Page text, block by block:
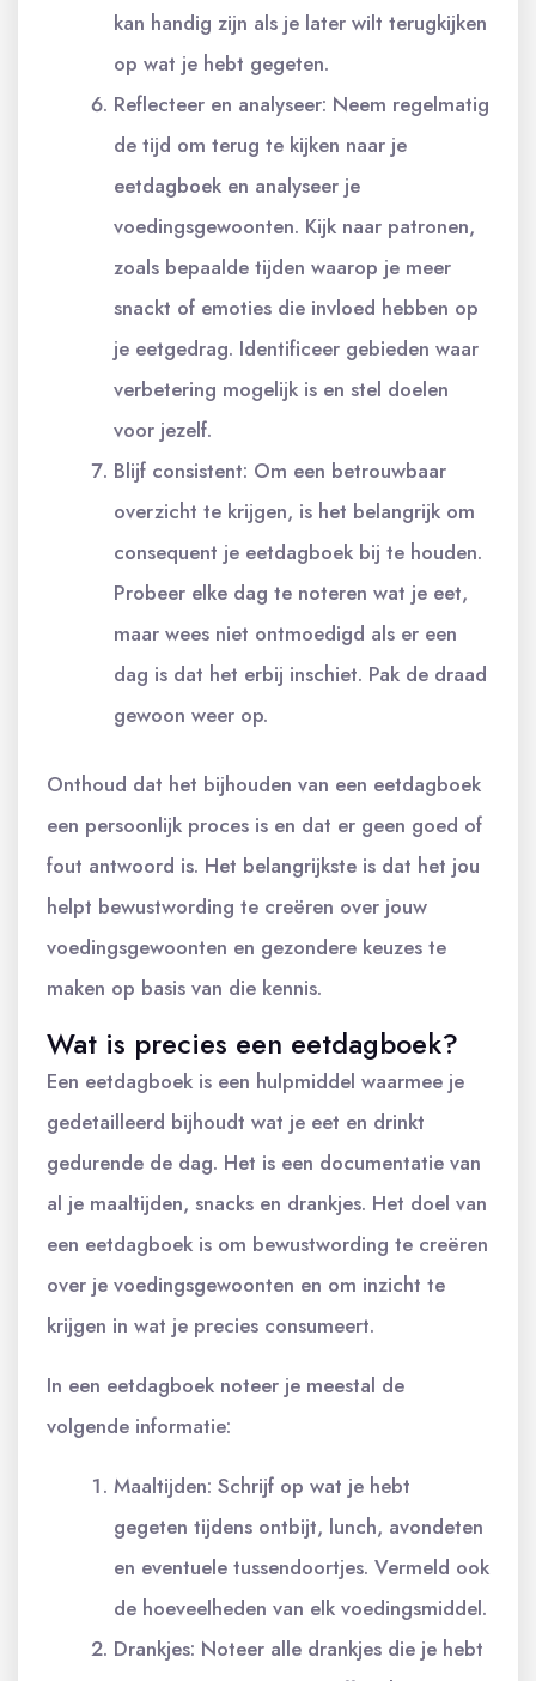
kan handig zijn als je later wilt terugkijken
op wat je hebt gegeten.
Reflecteer en analyseer: Neem regelmatig
de tijd om terug te kijken naar je
eetdagboek en analyseer je
voedingsgewoonten. Kijk naar patronen,
zoals bepaalde tijden waarop je meer
snackt of emoties die invloed hebben op
je eetgedrag. Identificeer gebieden waar
verbetering mogelijk is en stel doelen
voor jezelf.
Blijf consistent: Om een betrouwbaar
overzicht te krijgen, is het belangrijk om
consequent je eetdagboek bij te houden.
Probeer elke dag te noteren wat je eet,
maar wees niet ontmoedigd als er een
dag is dat het erbij inschiet. Pak de draad
gewoon weer op.
Onthoud dat het bijhouden van een eetdagboek
een persoonlijk proces is en dat er geen goed of
fout antwoord is. Het belangrijkste is dat het jou
helpt bewustwording te creëren over jouw
voedingsgewoonten en gezondere keuzes te
maken op basis van die kennis.
Wat is precies een eetdagboek?
Een eetdagboek is een hulpmiddel waarmee je
gedetailleerd bijhoudt wat je eet en drinkt
gedurende de dag. Het is een documentatie van
al je maaltijden, snacks en drankjes. Het doel van
een eetdagboek is om bewustwording te creëren
over je voedingsgewoonten en om inzicht te
krijgen in wat je precies consumeert.
In een eetdagboek noteer je meestal de
volgende informatie:
Maaltijden: Schrijf op wat je hebt
gegeten tijdens ontbijt, lunch, avondeten
en eventuele tussendoortjes. Vermeld ook
de hoeveelheden van elk voedingsmiddel.
Drankjes: Noteer alle drankjes die je hebt